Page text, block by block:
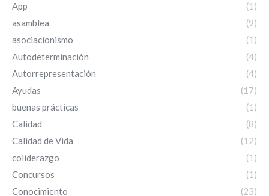
App
(1)
asamblea
(9)
asociacionismo
(1)
Autodeterminación
(4)
Autorrepresentación
(4)
Ayudas
(17)
buenas prácticas
(1)
Calidad
(8)
Calidad de Vida
(12)
coliderazgo
(1)
Concursos
(1)
Conocimiento
(23)